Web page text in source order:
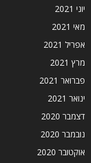
יוני 2021
מאי 2021
אפריל 2021
מרץ 2021
פברואר 2021
ינואר 2021
דצמבר 2020
נובמבר 2020
אוקטובר 2020